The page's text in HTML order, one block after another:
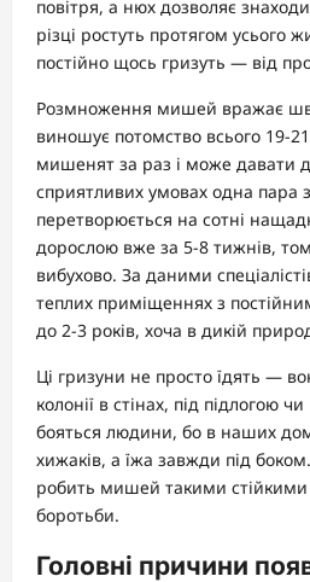
повітря, а нюх дозволяє
різці ростуть протягом усього
постійно щось гризуть — від
Розмноження мишей вражає
виношує потомство всього 19-
мишенят за раз і може давати
сприятливих умовах одна пара
перетворюється на сотні
дорослою вже за 5-8 тижнів,
вибухово. За даними
теплих приміщеннях з
до 2-3 років, хоча в дикій
Ці гризуни не просто їдять —
колонії в стінах, під підлогою
бояться людини, бо в наших
хижаків, а їжа завжди під
робить мишей такими
боротьби.
Головні причини